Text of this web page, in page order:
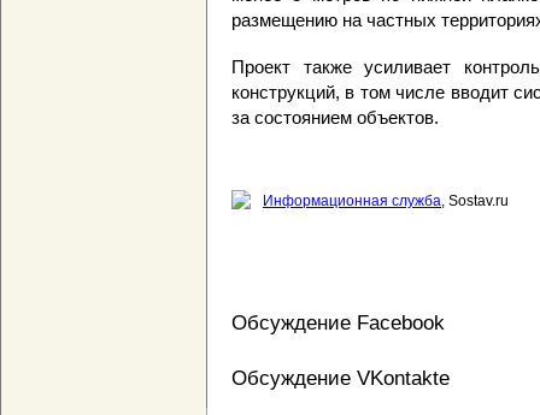
размещению на частных
Проект также усиливает
конструкций, в том числе вводит
за состоянием объектов.
Информационная служба, Sostav.ru
Обсуждение Facebook
Обсуждение VKontakte